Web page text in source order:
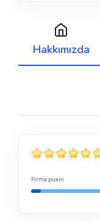
Hakkımızda
Firma puanı